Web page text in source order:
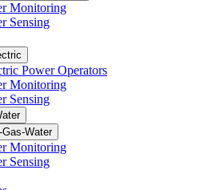
Monitoring
Sensing
Power Operators
Monitoring
Sensing
Gas-Water
Monitoring
Sensing